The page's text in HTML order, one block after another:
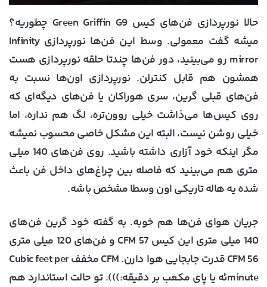
حالا نورپردازی فن‌های کیس Green Griffin G9 چطوریه؟
میشه گفت معمولی. وسط این فن‌ها نورپردازی Infinity
mirror رو می‌بینید، دور فن‌ها چندتا حلقه نورپردازی هست
همشون هم قابل کنترلن. نورپردازی اون‌ها نسبت به
فن‌های قبلی گرین، سری هوراکان یا فن‌های دیگه‌ای که
روی کیس‌ها می‌ذاشت خیلی روون‌تره، لگ هم نداره، اما
خیلی روشن نیست، البته این مشکل خاصی محسوب نمیشه
مگر اینکه خود آزاری داشته باشید. روی فن‌های 140 میلی
متری هم می‌بینید که فاصله بین چراغ‌های داخل فن باعث
شده یه هاله تاریکی اون وسطا مشخص باشه.
جریان هوای فن‌ها هم خوبه. به گفته خود گرین فن‌های
140 میلی متری این کیس 57 CFM و فن‌های 120 میلی متری
56 CFM قدرت جابجایی هوا دارن. CFM مخفف Cubic feet per
minuteئه یا پای مکعب بر دقیقه:))). تو حالت استاندارد هم